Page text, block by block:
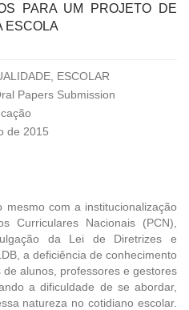
PARA UM PROJETO DE
ESCOLA
ESCOLAR
Papers Submission
de 2015
com a institucionalização
Curriculares Nacionais (PCN),
da Lei de Diretrizes e
a deficiência de conhecimento
alunos, professores e gestores
a dificuldade de se abordar,
natureza no cotidiano escolar.